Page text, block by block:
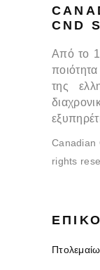
CND
Από το
της
Canadian
rights